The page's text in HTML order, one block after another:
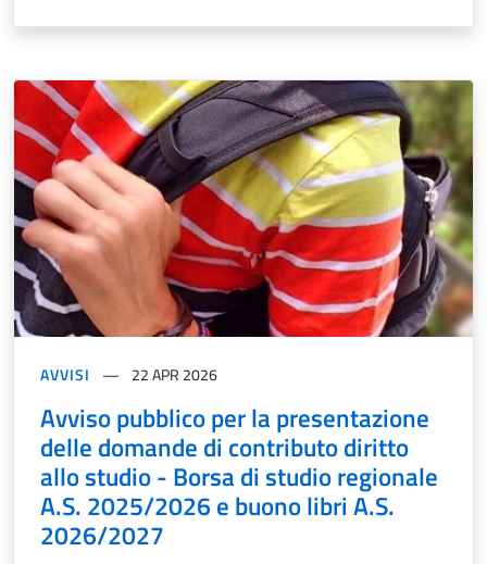
AVVISI 22 APR 2026
Avviso pubblico per la presentazione
delle domande di contributo diritto
allo studio - Borsa di studio regionale
A.S. 2025/2026 e buono libri A.S.
2026/2027